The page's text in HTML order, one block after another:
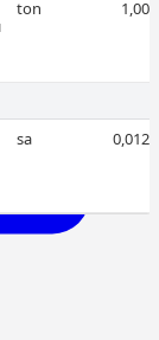
ton 1,00
sa 0,012